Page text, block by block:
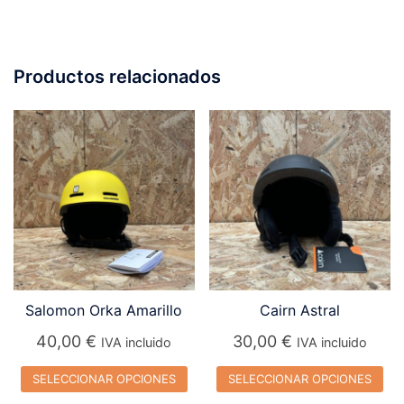
Productos relacionados
Salomon Orka Amarillo
40,00€ IVA incluido
SELECCIONAR OPCIONES
Cairn Astral
30,00€ IVA incluido
SELECCIONAR OPCIONES